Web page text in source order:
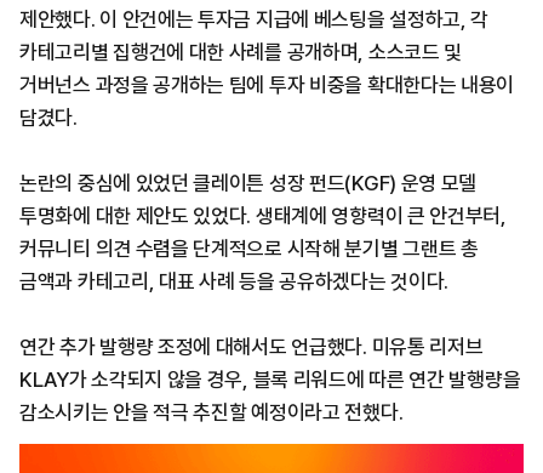
제안했다. 이 안건에는 투자금 지급에 베스팅을 설정하고, 각
카테고리별 집행건에 대한 사례를 공개하며, 소스코드 및
거버넌스 과정을 공개하는 팀에 투자 비중을 확대한다는 내용이
담겼다.
논란의 중심에 있었던 클레이튼 성장 펀드(KGF) 운영 모델
투명화에 대한 제안도 있었다. 생태계에 영향력이 큰 안건부터,
커뮤니티 의견 수렴을 단계적으로 시작해 분기별 그랜트 총
금액과 카테고리, 대표 사례 등을 공유하겠다는 것이다.
연간 추가 발행량 조정에 대해서도 언급했다. 미유통 리저브
KLAY가 소각되지 않을 경우, 블록 리워드에 따른 연간 발행량을
감소시키는 안을 적극 추진할 예정이라고 전했다.